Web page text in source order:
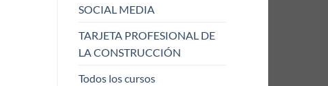
SOCIAL MEDIA
TARJETA PROFESIONAL DE
LA CONSTRUCCIÓN
Todos los cursos